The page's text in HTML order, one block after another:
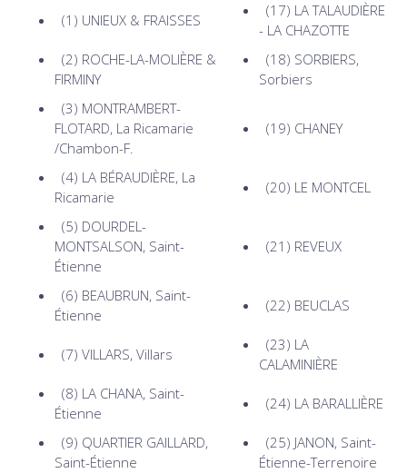
(1) UNIEUX & FRAISSES
(17) LA TALAUDIÈRE
- LA CHAZOTTE
(2) ROCHE-LA-MOLIÈRE &
FIRMINY
(18) SORBIERS,
Sorbiers
(3) MONTRAMBERT-
FLOTARD, La Ricamarie
/Chambon-F.
(19) CHANEY
(4) LA BÉRAUDIÈRE, La
Ricamarie
(20) LE MONTCEL
(5) DOURDEL-
MONTSALSON, Saint-
Étienne
(21) REVEUX
(6) BEAUBRUN, Saint-
Étienne
(22) BEUCLAS
(7) VILLARS, Villars
(23) LA
CALAMINIÈRE
(8) LA CHANA, Saint-
Étienne
(24) LA BARALLIÈRE
(9) QUARTIER GAILLARD,
Saint-Étienne
(25) JANON, Saint-
Étienne-Terrenoire